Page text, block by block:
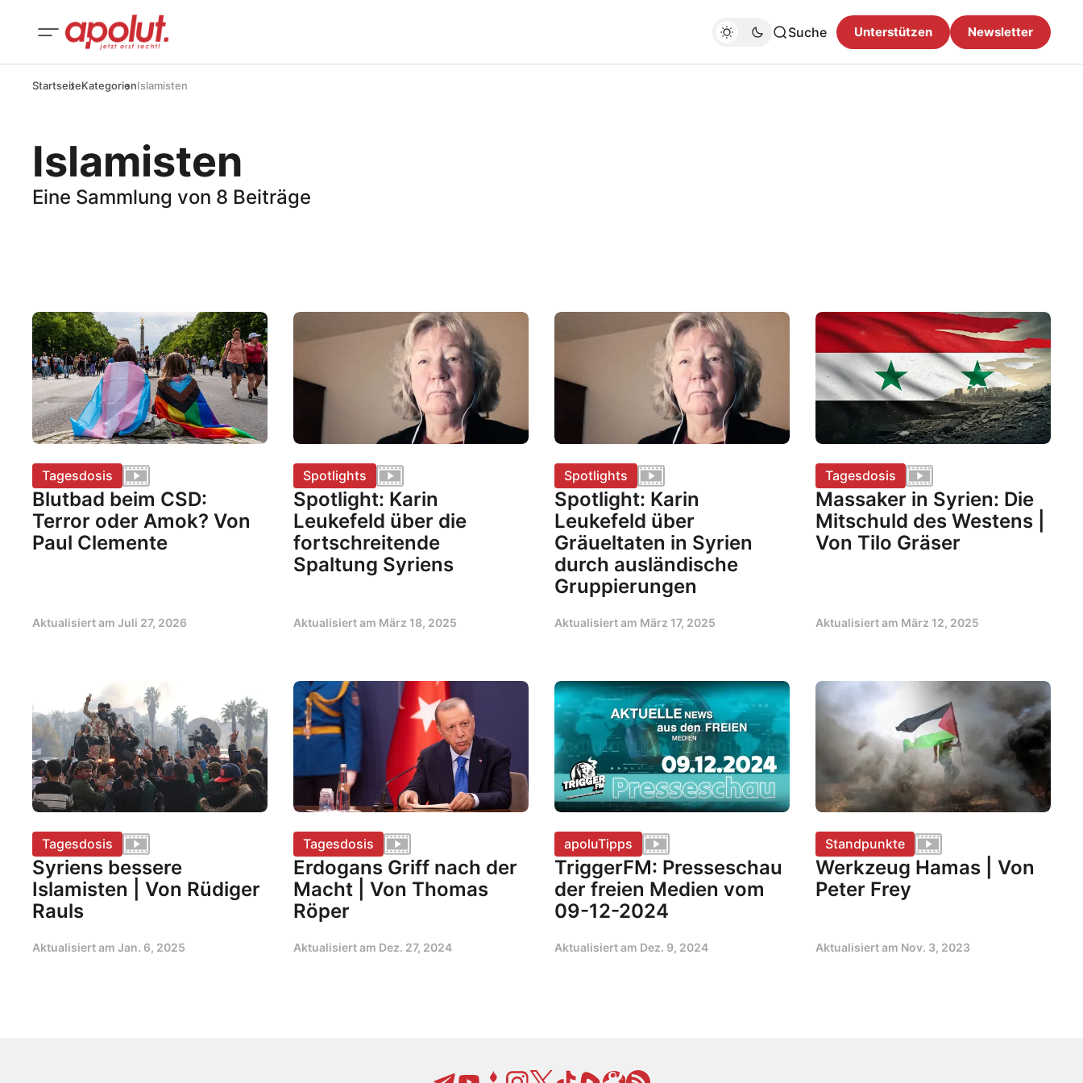
Suche Unterstützen Newsletter
StartseiteKategorienIslamisten
Islamisten
Eine Sammlung von 8 Beiträge
Tagesdosis
Blutbad beim CSD:
Terror oder Amok? Von
Paul Clemente
Aktualisiert am Juli 27, 2026
Spotlights
Spotlight: Karin
Leukefeld über die
fortschreitende
Spaltung Syriens
Aktualisiert am März 18, 2025
Spotlights
Spotlight: Karin
Leukefeld über
Gräueltaten in Syrien
durch ausländische
Gruppierungen
Aktualisiert am März 17, 2025
Tagesdosis
Massaker in Syrien: Die
Mitschuld des Westens |
Von Tilo Gräser
Aktualisiert am März 12, 2025
Tagesdosis
Syriens bessere
Islamisten | Von Rüdiger
Rauls
Aktualisiert am Jan. 6, 2025
Tagesdosis
Erdogans Griff nach der
Macht | Von Thomas
Röper
Aktualisiert am Dez. 27, 2024
apoluTipps
TriggerFM: Presseschau
der freien Medien vom
09-12-2024
Aktualisiert am Dez. 9, 2024
Standpunkte
Werkzeug Hamas | Von
Peter Frey
Aktualisiert am Nov. 3, 2023